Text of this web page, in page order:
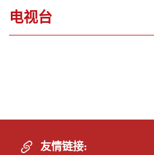
电视台
友情链接: